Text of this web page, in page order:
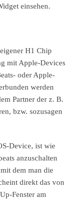
einsehen.
H1 Chip
mit Apple-Devices
oder Apple-
werden
Partner der z. B.
bzw. sozusagen
Device, ist wie
anzuschalten
dem man die
direkt das von
Fenster am